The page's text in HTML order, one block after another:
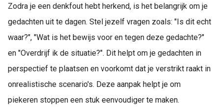
Zodra je een denkfout hebt herkend, is het belangrijk om je
gedachten uit te dagen. Stel jezelf vragen zoals: "Is dit echt
waar?", "Wat is het bewijs voor en tegen deze gedachte?"
en "Overdrijf ik de situatie?". Dit helpt om je gedachten in
perspectief te plaatsen en voorkomt dat je verstrikt raakt in
onrealistische scenario's. Deze aanpak helpt je om
piekeren stoppen een stuk eenvoudiger te maken.